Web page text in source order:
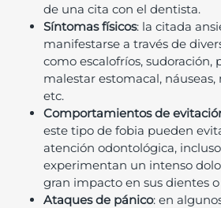
de una cita con el dentista.
Síntomas físicos: la citada
manifestarse a través de
como escalofríos, sudoración,
malestar estomacal, náuseas,
etc.
Comportamientos de
este tipo de fobia pueden
atención odontológica,
experimentan un intenso
gran impacto en sus dientes o
Ataques de pánico: en